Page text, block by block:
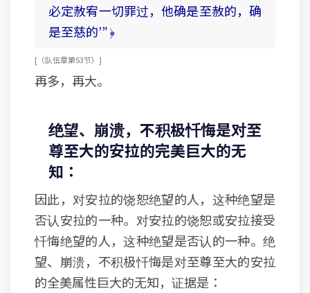
必定赦宥一切罪过，他确是至赦的，确
是至慈的’” ﴿
[ （队伍章 第53节） ]
再多，再大。
绝望、崩溃，不积极忏悔是对至
尊至大的安拉的完美巨大的无
知：
因此，对安拉的饶恕绝望的人，这种绝望是
否认安拉的一种。对安拉的饶恕或安拉接受
忏悔绝望的人，这种绝望是否认的一种。绝
望、崩溃，不积极忏悔是对至尊至大的安拉
的全美属性巨大的无知，证据是：